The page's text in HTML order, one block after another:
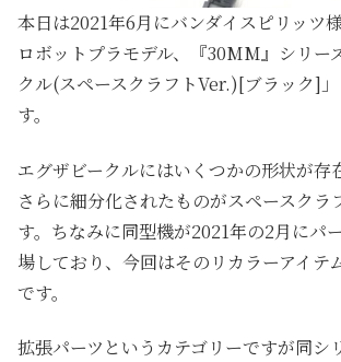
本日は2021年6月にバンダイスピリッツ
ロボットプラモデル、『30MM』シリー
クル(スペースクラフトVer.)[ブラック]
す。
エグザビークルにはいくつかの形状が存
さらに細分化されたものがスペースクラ
す。ちなみに同型機が2021年の2月にパ
場しており、今回はそのリカラーアイテ
です。
拡張パーツというカテゴリーですが同シ